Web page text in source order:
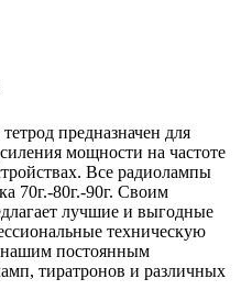
предназначен для
мощности на частоте
Все радиолампы
70г.-80г.-90г. Своим
лучшие и выгодные
техническую
нашим постоянным
тиратронов и различных